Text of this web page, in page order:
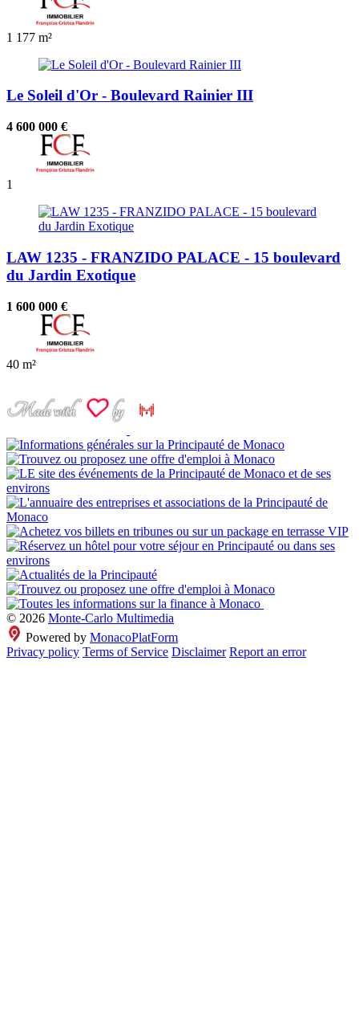
1 177 m²
Le Soleil d'Or - Boulevard Rainier III
4 600 000 €
1
LAW 1235 - FRANZIDO PALACE - 15 boulevard
du Jardin Exotique
1 600 000 €
40 m²
© 2026 Monte-Carlo Multimedia
Powered by MonacoPlatForm
Privacy policy Terms of Service Disclaimer Report an error